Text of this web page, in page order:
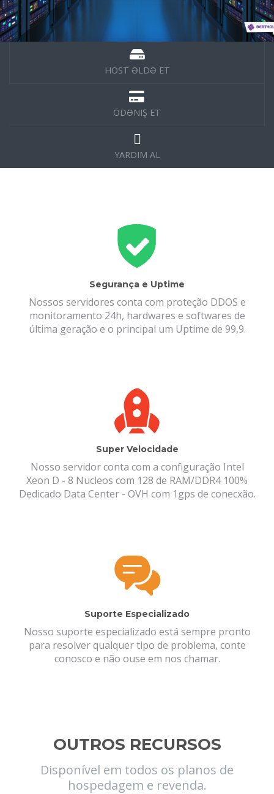
HOST ƏLDƏ ET
ÖDƏNIŞ ET
YARDIM AL
Segurança e Uptime
Nossos servidores conta com proteção DDOS e
monitoramento 24h, hardwares e softwares de
última geração e o principal um Uptime de 99,9.
Super Velocidade
Nosso servidor conta com a configuração Intel
Xeon D - 8 Nucleos com 128 de RAM/DDR4 100%
Dedicado Data Center - OVH com 1gps de conecxão.
Suporte Especializado
Nosso suporte especializado está sempre pronto
para resolver qualquer tipo de problema, conte
conosco e não ouse em nos chamar.
OUTROS RECURSOS
Disponível em todos os planos de
hospedagem e revenda.